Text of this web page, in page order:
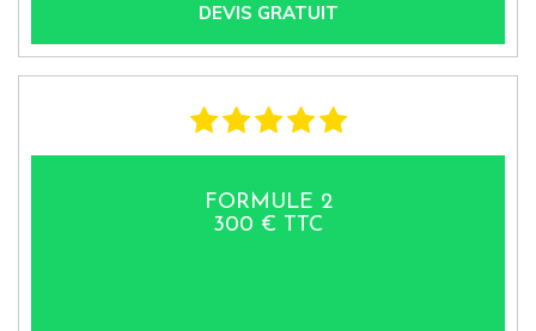
DEVIS GRATUIT
FORMULE 2
300 € TTC